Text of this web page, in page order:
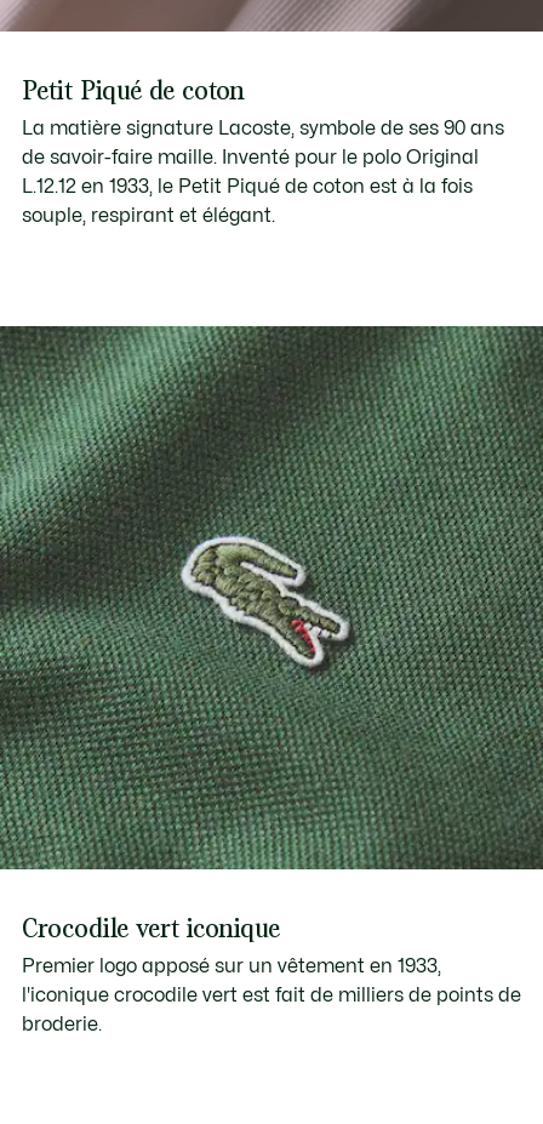
Petit Piqué de coton
La matière signature Lacoste, symbole de ses 90 ans
de savoir-faire maille. Inventé pour le polo Original
L.12.12 en 1933, le Petit Piqué de coton est à la fois
souple, respirant et élégant.
Crocodile vert iconique
Premier logo apposé sur un vêtement en 1933,
l'iconique crocodile vert est fait de milliers de points de
broderie.